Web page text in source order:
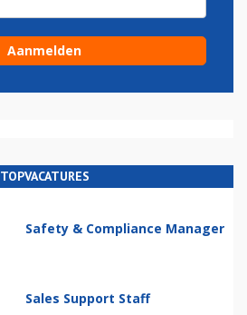
TOPVACATURES
Safety & Compliance Manager
Sales Support Staff